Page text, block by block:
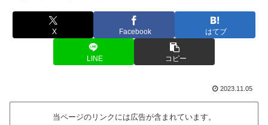
X Facebook はてブ
LINE コピー
2023.11.05
当ページのリンクには広告が含まれています。